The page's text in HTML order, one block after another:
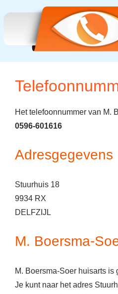
Het telefoonnummer van M.
0596-601616
Adresgegevens
Stuurhuis 18
9934 RX
DELFZIJL
M. Boersma-
M. Boersma-Soer huisarts is
Je kunt naar het adres